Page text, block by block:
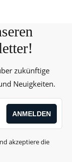
zukünftige
Neuigkeiten.
akzeptiere die